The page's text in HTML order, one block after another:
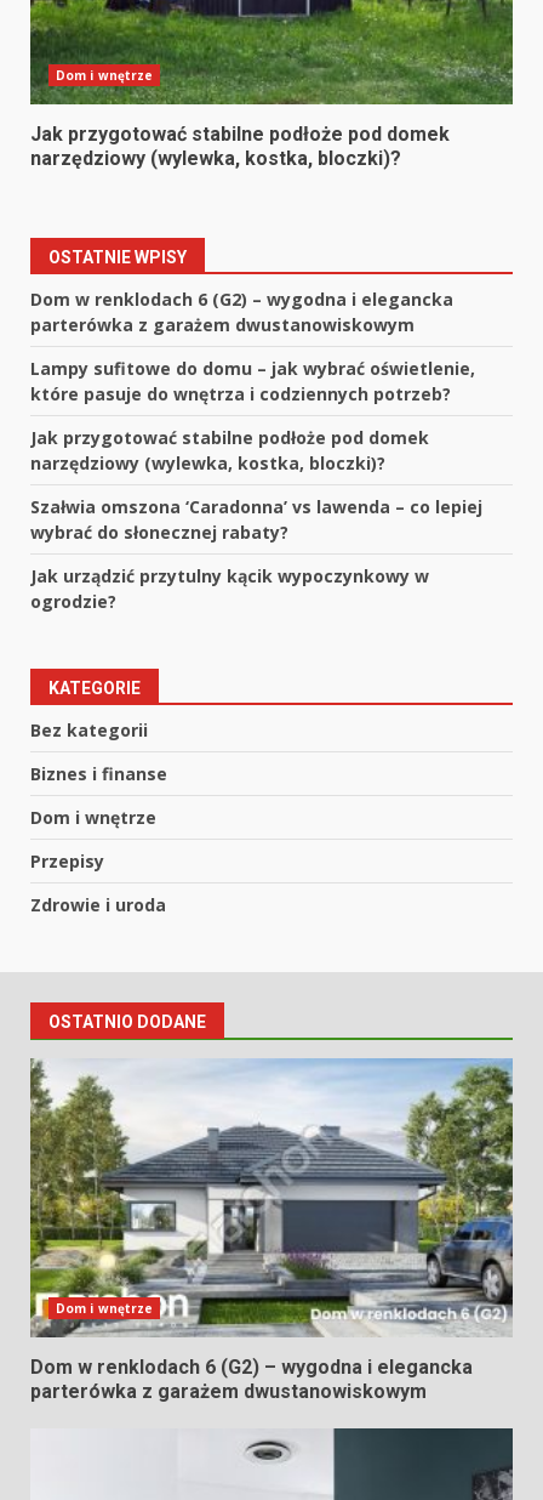
Dom i wnętrze
Jak przygotować stabilne podłoże pod domek
narzędziowy (wylewka, kostka, bloczki)?
OSTATNIE WPISY
Dom w renklodach 6 (G2) – wygodna i elegancka
parterówka z garażem dwustanowiskowym
Lampy sufitowe do domu – jak wybrać oświetlenie,
które pasuje do wnętrza i codziennych potrzeb?
Jak przygotować stabilne podłoże pod domek
narzędziowy (wylewka, kostka, bloczki)?
Szałwia omszona ‘Caradonna’ vs lawenda – co lepiej
wybrać do słonecznej rabaty?
Jak urządzić przytulny kącik wypoczynkowy w
ogrodzie?
KATEGORIE
Bez kategorii
Biznes i finanse
Dom i wnętrze
Przepisy
Zdrowie i uroda
OSTATNIO DODANE
Dom i wnętrze
Dom w renklodach 6 (G2) – wygodna i elegancka
parterówka z garażem dwustanowiskowym